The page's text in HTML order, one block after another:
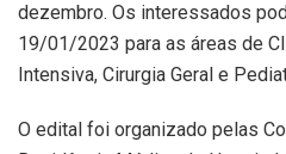
dezembro. Os interessados
19/01/2023 para as áreas de
Intensiva, Cirurgia Geral e
O edital foi organizado pelas